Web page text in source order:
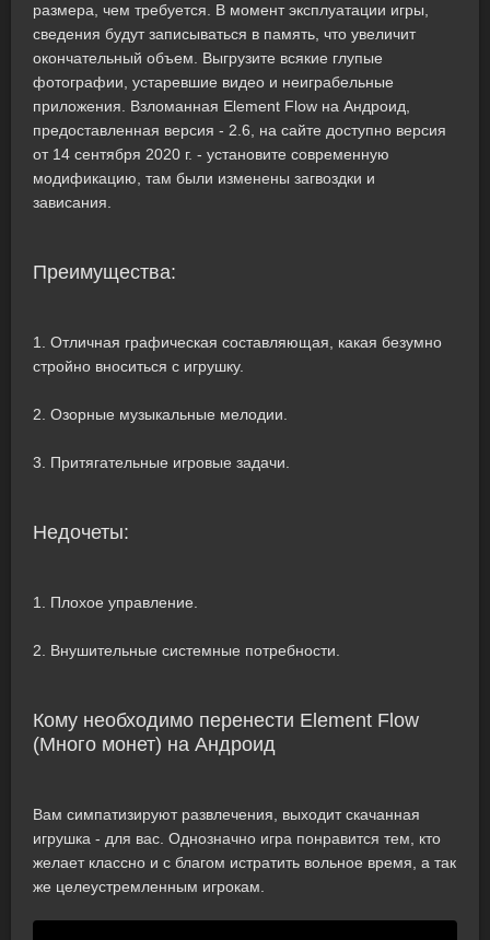
размера, чем требуется. В момент эксплуатации игры,
сведения будут записываться в память, что увеличит
окончательный объем. Выгрузите всякие глупые
фотографии, устаревшие видео и неиграбельные
приложения. Взломанная Element Flow на Андроид,
предоставленная версия - 2.6, на сайте доступно версия
от 14 сентября 2020 г. - установите современную
модификацию, там были изменены загвоздки и
зависания.
Преимущества:
1. Отличная графическая составляющая, какая безумно
стройно вноситься с игрушку.
2. Озорные музыкальные мелодии.
3. Притягательные игровые задачи.
Недочеты:
1. Плохое управление.
2. Внушительные системные потребности.
Кому необходимо перенести Element Flow
(Много монет) на Андроид
Вам симпатизируют развлечения, выходит скачанная
игрушка - для вас. Однозначно игра понравится тем, кто
желает классно и с благом истратить вольное время, а так
же целеустремленным игрокам.